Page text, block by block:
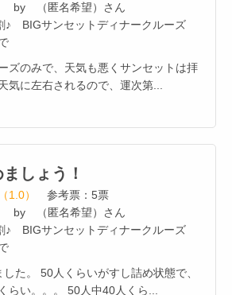
by （匿名希望）さん
♪ BIGサンセットディナークルーズ
ズのみで、天気も悪くサンセットは拝
気に左右されるので、運次第...
しょう！
）
参考票：5票
by （匿名希望）さん
♪ BIGサンセットディナークルーズ
た。 50人くらいがすし詰め状態で、
らい。。。 50人中40人くら...